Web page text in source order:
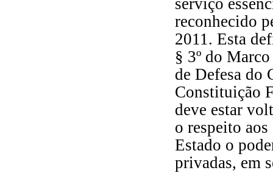
serviço
reconhecido
2011. Esta
§ 3º do
de Defesa do
Constituição
deve estar
o respeito
Estado o
privadas, em